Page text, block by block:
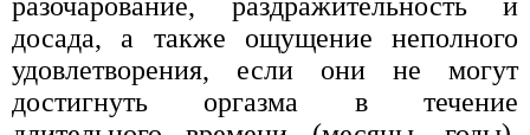
досада, а также ощущение неполного
удовлетворения, если они не могут
достигнуть оргазма в течение